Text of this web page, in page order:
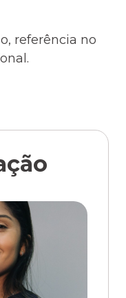
referência no